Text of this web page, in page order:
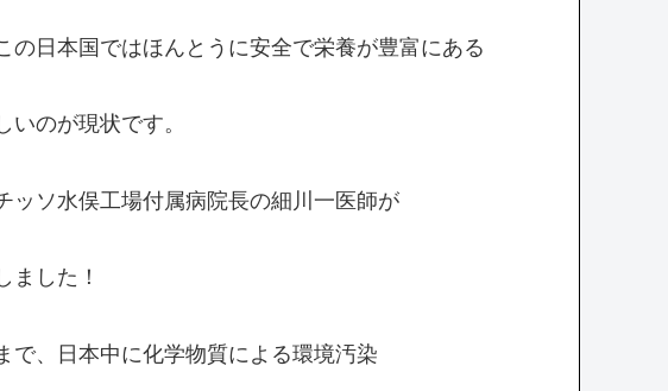
の日本国ではほんとうに安全で栄養が豊富にある
のが現状です。
ッソ水俣工場付属病院長の細川一医師が
ました！
で、日本中に化学物質による環境汚染